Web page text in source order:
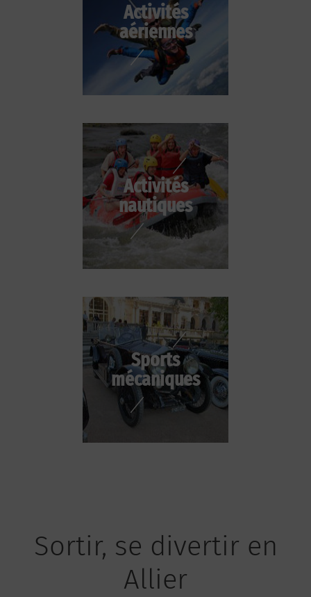
Activités
aériennes
Activités
nautiques
Sports
mécaniques
Sortir, se divertir en
Allier